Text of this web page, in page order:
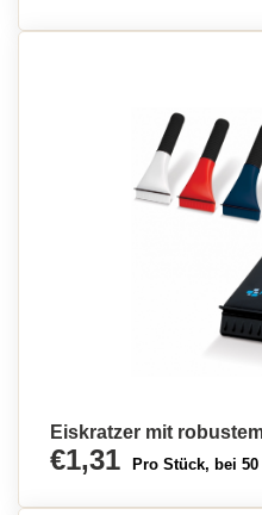
Eiskratzer mit
€1,31 Pro Stück, bei